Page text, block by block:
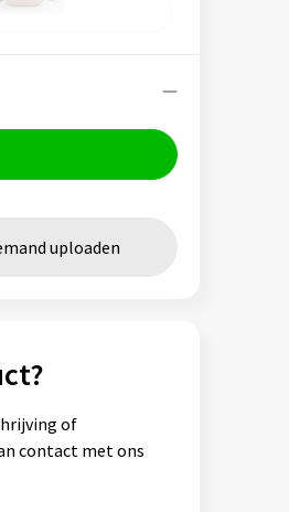
uploaden
of
contact met ons